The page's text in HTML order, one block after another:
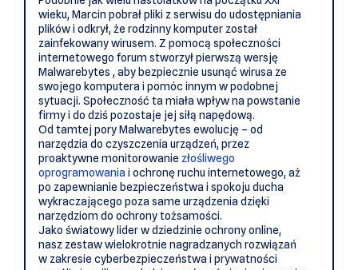
wieku, Marcin pobrał pliki z serwisu do udostępniania
plików i odkrył, że rodzinny komputer został
zainfekowany wirusem. Z pomocą społeczności
internetowego forum stworzył pierwszą wersję
Malwarebytes , aby bezpiecznie usunąć wirusa ze
swojego komputera i pomóc innym w podobnej
sytuacji. Społeczność ta miała wpływ na powstanie
firmy i do dziś pozostaje jej siłą napędową.
Od tamtej pory Malwarebytes ewolucję – od
narzędzia do czyszczenia urządzeń, przez
proaktywne monitorowanie złośliwego
oprogramowania i ochronę ruchu internetowego, aż
po zapewnianie bezpieczeństwa i spokoju ducha
wykraczającego poza same urządzenia dzięki
narzędziom do ochrony tożsamości.
Jako światowy lider w dziedzinie ochrony online,
nasz zestaw wielokrotnie nagradzanych rozwiązań
w zakresie cyberbezpieczeństwa i prywatności